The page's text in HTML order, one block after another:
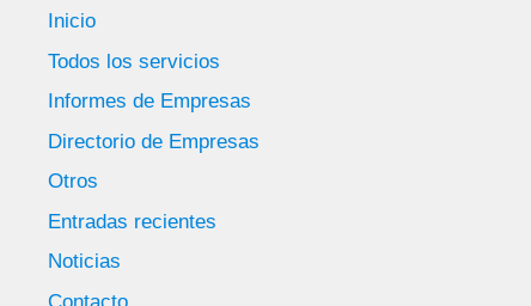
Inicio
Todos los servicios
Informes de Empresas
Directorio de Empresas
Otros
Entradas recientes
Noticias